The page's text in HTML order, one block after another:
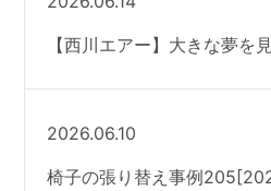
【西川エアー】大きな夢を
2026.06.10
椅子の張り替え事例